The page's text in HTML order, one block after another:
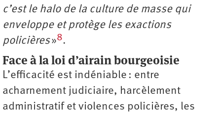
c’est le halo de la culture de masse qui
enveloppe et protège les exactions
policières»8.
Face à la loi d’airain bourgeoisie
L’efficacité est indéniable : entre
acharnement judiciaire, harcèlement
administratif et violences policières, les